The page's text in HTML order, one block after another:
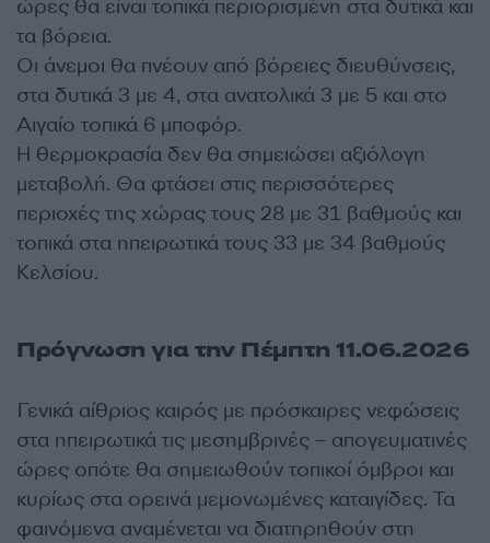
ώρες θα είναι τοπικά περιορισμένη στα δυτικά και
τα βόρεια.
Οι άνεμοι θα πνέουν από βόρειες διευθύνσεις,
στα δυτικά 3 με 4, στα ανατολικά 3 με 5 και στο
Αιγαίο τοπικά 6 μποφόρ.
Η θερμοκρασία δεν θα σημειώσει αξιόλογη
μεταβολή. Θα φτάσει στις περισσότερες
περιοχές της χώρας τους 28 με 31 βαθμούς και
τοπικά στα ηπειρωτικά τους 33 με 34 βαθμούς
Κελσίου.
Πρόγνωση για την Πέμπτη 11.06.2026
Γενικά αίθριος καιρός με πρόσκαιρες νεφώσεις
στα ηπειρωτικά τις μεσημβρινές – απογευματινές
ώρες οπότε θα σημειωθούν τοπικοί όμβροι και
κυρίως στα ορεινά μεμονωμένες καταιγίδες. Τα
φαινόμενα αναμένεται να διατηρηθούν στη